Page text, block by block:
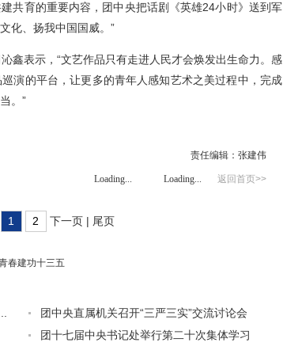
共育的重要内容，团中央把话剧《英雄24小时》送到军
化、扬我中国国威。”
表示，“文艺作品只有走进人民才会焕发出生命力。感
演的平台，让更多的青年人感知艺术之美过程中，完成
。”
责任编辑：张建伟
返回首页>>
Loading...
Loading...
1 2 下一页| 尾页
团中央直属机关召开“三严三实”交流讨论会
团十七届中央书记处举行第二十次集体学习